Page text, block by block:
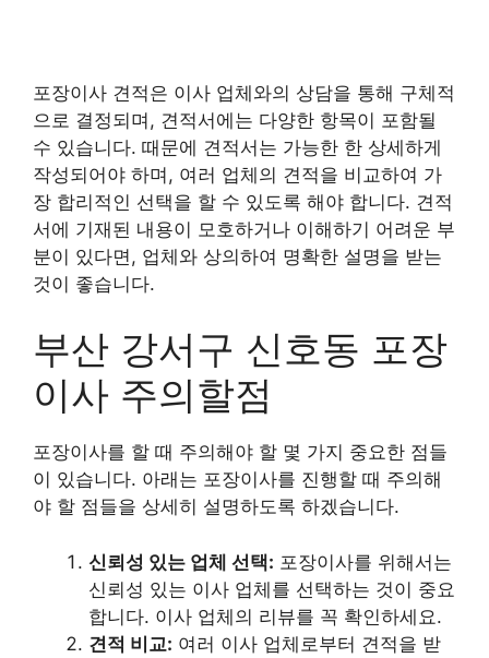
포장이사 견적은 이사 업체와의 상담을 통해 구체적
으로 결정되며, 견적서에는 다양한 항목이 포함될
수 있습니다. 때문에 견적서는 가능한 한 상세하게
작성되어야 하며, 여러 업체의 견적을 비교하여 가
장 합리적인 선택을 할 수 있도록 해야 합니다. 견적
서에 기재된 내용이 모호하거나 이해하기 어려운 부
분이 있다면, 업체와 상의하여 명확한 설명을 받는
것이 좋습니다.
부산 강서구 신호동 포장
이사 주의할점
포장이사를 할 때 주의해야 할 몇 가지 중요한 점들
이 있습니다. 아래는 포장이사를 진행할 때 주의해
야 할 점들을 상세히 설명하도록 하겠습니다.
신뢰성 있는 업체 선택: 포장이사를 위해서는
신뢰성 있는 이사 업체를 선택하는 것이 중요
합니다. 이사 업체의 리뷰를 꼭 확인하세요.
견적 비교: 여러 이사 업체로부터 견적을 받